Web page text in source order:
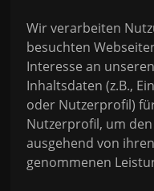
Wir verarbeiten
besuchten
Interesse an
Inhaltsdaten (z.B.,
oder Nutzerprofil)
Nutzerprofil, um
ausgehend von
genommenen